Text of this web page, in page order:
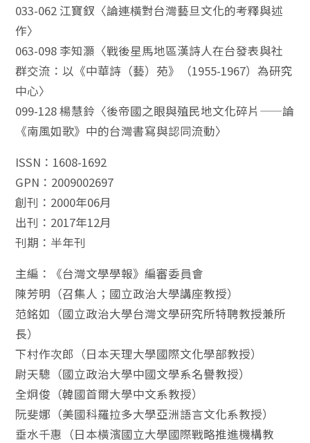
033-062 江寶釵〈論連橫對台灣藝旦文化的考釋與述
作〉
063-098 李知灝〈戰後星馬地區漢詩人在台發表與社
群交流：以《中華詩（藝）苑》（1955-1967）為研究
中心〉
099-128 楊慧鈴〈後帝國之眼與殖民地文化碎片——論
《南風如歌》中的台灣書寫與認同流動〉
ISSN：1608-1692
GPN：2009002697
創刊：2000年06月
出刊：2017年12月
刊期：半年刊
主編：《台灣文學學報》編審委員會
陳芳明（召集人；國立政治大學講座教授）
范銘如（國立政治大學台灣文學研究所特聘教授兼所
長）
下村作次郎（日本天理大學國際文化學部教授）
尉天驄（國立政治大學中國文學系名譽教授）
全炯俊（韓國首爾大學中文系教授）
阮斐娜（美國科羅拉多大學亞洲語言文化系教授）
垂水千惠（日本橫濱國立大學國際戰略推進機構教